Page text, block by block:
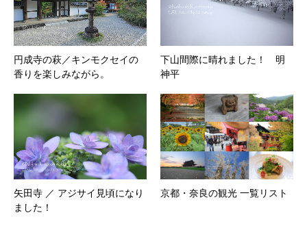
円成寺の萩／キンモクセイの
香りを楽しみながら。
下山間際に晴れました！ 明
神平
矢田寺 ／ アジサイ見頃になり
ました！
京都・奈良の観光 一覧リスト